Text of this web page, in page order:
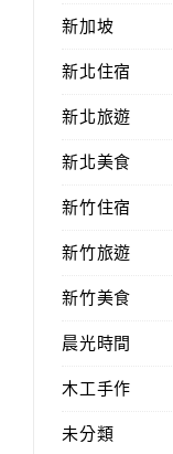
新加坡
新北住宿
新北旅遊
新北美食
新竹住宿
新竹旅遊
新竹美食
晨光時間
木工手作
未分類